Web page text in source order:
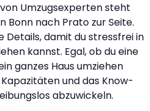
Umzugsexperten steht
Bonn nach Prato zur Seite.
Details, damit du stressfrei in
kannst. Egal, ob du eine
ganzes Haus umziehen
und das Know-
abzuwickeln.